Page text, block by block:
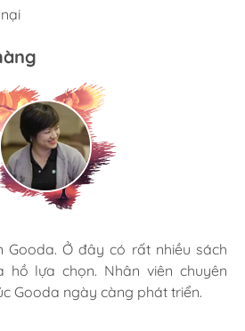
Gooda. Ở đây có rất nhiều sách
hồ lựa chọn. Nhân viên chuyên
Gooda ngày càng phát triển.
Gooda. Ở đây có rất nhiều sách
hồ lựa chọn. Nhân viên chuyên
Gooda ngày càng phát triển.
Gooda. Ở đây có rất nhiều sách
hồ lựa chọn. Nhân viên chuyên
Gooda ngày càng phát triển.